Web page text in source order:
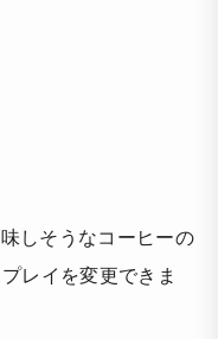
しそうなコーヒーの
レイを変更できま